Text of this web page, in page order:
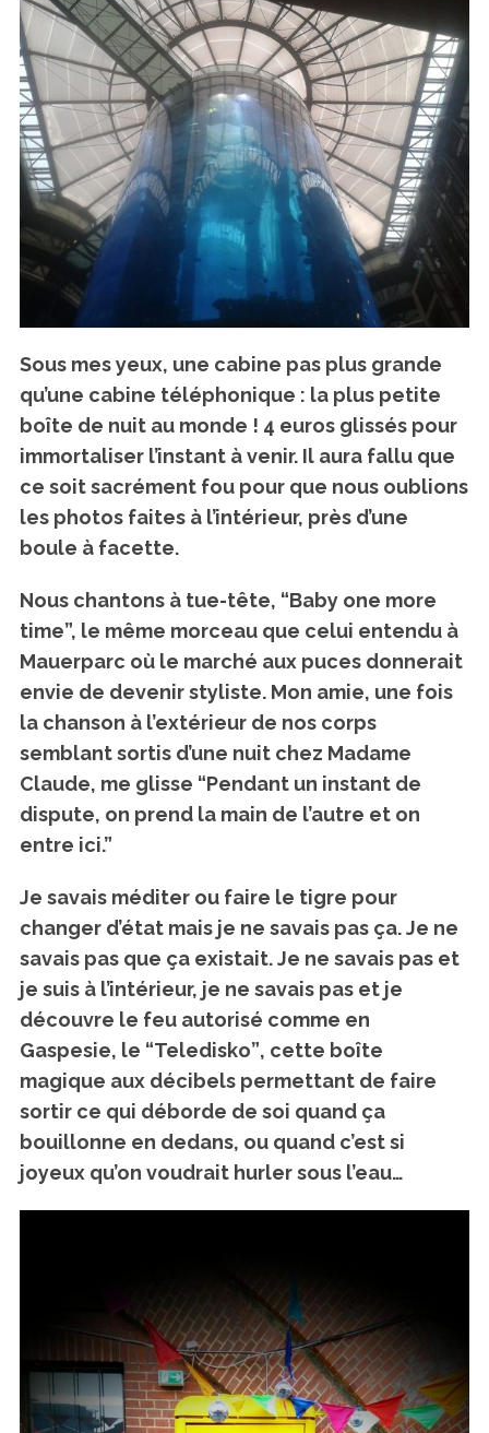
Sous mes yeux, une cabine pas plus grande
qu’une cabine téléphonique : la plus petite
boîte de nuit au monde ! 4 euros glissés pour
immortaliser l’instant à venir. Il aura fallu que
ce soit sacrément fou pour que nous oublions
les photos faites à l’intérieur, près d’une
boule à facette.
Nous chantons à tue-tête, “Baby one more
time”, le même morceau que celui entendu à
Mauerparc où le marché aux puces donnerait
envie de devenir styliste. Mon amie, une fois
la chanson à l’extérieur de nos corps
semblant sortis d’une nuit chez Madame
Claude, me glisse “Pendant un instant de
dispute, on prend la main de l’autre et on
entre ici.”
Je savais méditer ou faire le tigre pour
changer d’état mais je ne savais pas ça. Je ne
savais pas que ça existait. Je ne savais pas et
je suis à l’intérieur, je ne savais pas et je
découvre le feu autorisé comme en
Gaspesie, le “Teledisko”, cette boîte
magique aux décibels permettant de faire
sortir ce qui déborde de soi quand ça
bouillonne en dedans, ou quand c’est si
joyeux qu’on voudrait hurler sous l’eau…